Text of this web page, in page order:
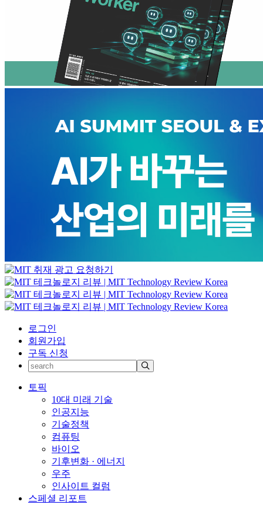
로그인
회원가입
구독 신청
토픽
10대 미래 기술
인공지능
기술정책
컴퓨팅
바이오
기후변화 · 에너지
우주
인사이트 컬럼
스페셜 리포트